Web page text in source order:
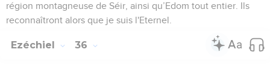
région montagneuse de Séir, ainsi qu’Edom tout entier. Ils
reconnaîtront alors que je suis l'Eternel.
Ezéchiel 36